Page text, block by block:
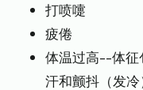
打喷嚏
疲倦
体温过高--体征
汗和颤抖（发冷